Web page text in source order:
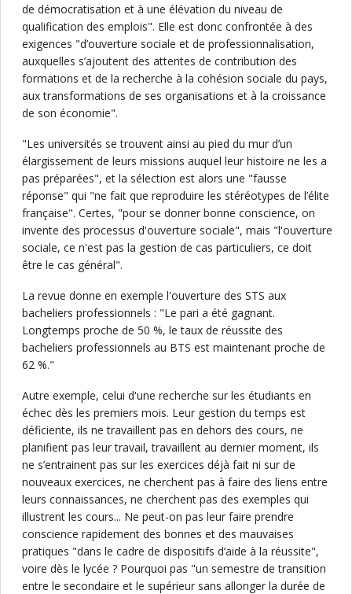
de démocratisation et à une élévation du niveau de
qualification des emplois". Elle est donc confrontée à des
exigences "d’ouverture sociale et de professionnalisation,
auxquelles s’ajoutent des attentes de contribution des
formations et de la recherche à la cohésion sociale du pays,
aux transformations de ses organisations et à la croissance
de son économie".
"Les universités se trouvent ainsi au pied du mur d’un
élargissement de leurs missions auquel leur histoire ne les a
pas préparées", et la sélection est alors une "fausse
réponse" qui "ne fait que reproduire les stéréotypes de l’élite
française". Certes, "pour se donner bonne conscience, on
invente des processus d'ouverture sociale", mais "l'ouverture
sociale, ce n'est pas la gestion de cas particuliers, ce doit
être le cas général".
La revue donne en exemple l'ouverture des STS aux
bacheliers professionnels : "Le pari a été gagnant.
Longtemps proche de 50 %, le taux de réussite des
bacheliers professionnels au BTS est maintenant proche de
62 %."
Autre exemple, celui d'une recherche sur les étudiants en
échec dès les premiers mois. Leur gestion du temps est
déficiente, ils ne travaillent pas en dehors des cours, ne
planifient pas leur travail, travaillent au dernier moment, ils
ne s’entrainent pas sur les exercices déjà fait ni sur de
nouveaux exercices, ne cherchent pas à faire des liens entre
leurs connaissances, ne cherchent pas des exemples qui
illustrent les cours... Ne peut-on pas leur faire prendre
conscience rapidement des bonnes et des mauvaises
pratiques "dans le cadre de dispositifs d’aide à la réussite",
voire dès le lycée ? Pourquoi pas "un semestre de transition
entre le secondaire et le supérieur sans allonger la durée de